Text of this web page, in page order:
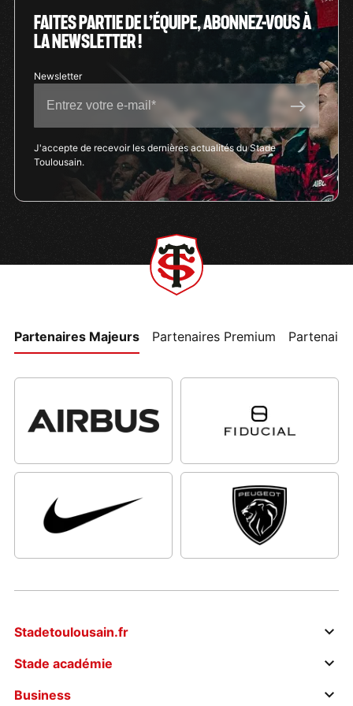
FAITES PARTIE DE L’ÉQUIPE, ABONNEZ-VOUS À
LA NEWSLETTER !
J'accepte de recevoir les dernières actualités du Stade
Toulousain.
Partenaires Majeurs Partenaires Premium
Stadetoulousain.fr
Stade académie
Business